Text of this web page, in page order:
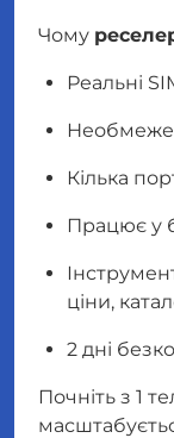
Чому
Реальні
Кілька
Працює у
ціни,
2 дні
Почніть з 1